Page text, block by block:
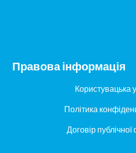
Правова інформація
Користувацька
Політика
Договір